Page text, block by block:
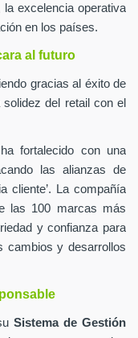
excelencia operativa
en los países.
al futuro
gracias al éxito de
solidez del retail con el
fortalecido con una
las alianzas de
cliente’. La compañía
las 100 marcas más
y confianza para
cambios y desarrollos
Sistema de Gestión